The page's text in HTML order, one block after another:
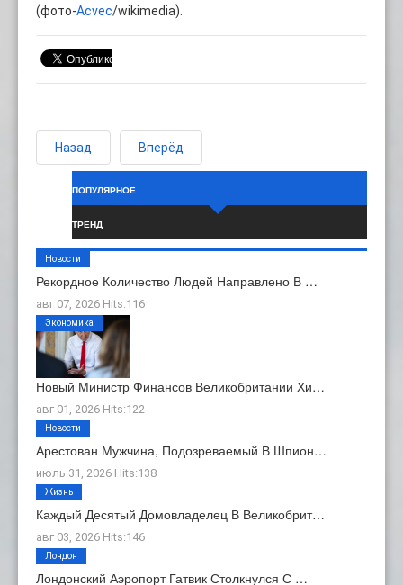
(фото-Acvec/wikimedia).
Назад Вперёд
ПОПУЛЯРНОЕ
ТРЕНД
Рекордное Количество Людей Направлено В …
авг 07, 2026 Hits:116
Новости
Новый Министр Финансов Великобритании Хи…
авг 01, 2026 Hits:122
Экономика
Арестован Мужчина, Подозреваемый В Шпион…
июль 31, 2026 Hits:138
Новости
Каждый Десятый Домовладелец В Великобрит…
авг 03, 2026 Hits:146
Жизнь
Лондонский Аэропорт Гатвик Столкнулся С …
Лондон